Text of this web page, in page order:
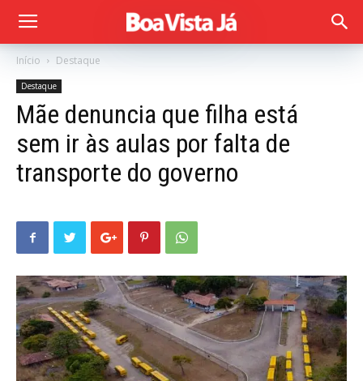
Início Destaque
Destaque
Mãe denuncia que filha está
sem ir às aulas por falta de
transporte do governo